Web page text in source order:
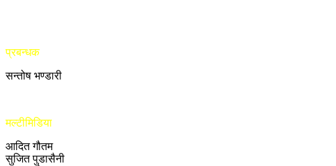
प्रबन्धक
सन्तोष भण्डारी
मल्टीमिडिया
आदित गौतम
सुजित पुडासैनी